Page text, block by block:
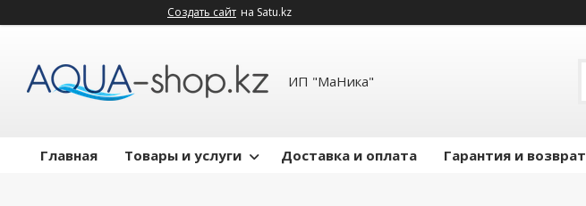
Создать сайт на Satu.kz
ИП "МаНика"
Главная Товары и услуги Доставка и оплата Гарантия и возврат